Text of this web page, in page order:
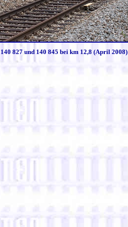
140 827 und 140 845 bei km 12,8 (April 2008)